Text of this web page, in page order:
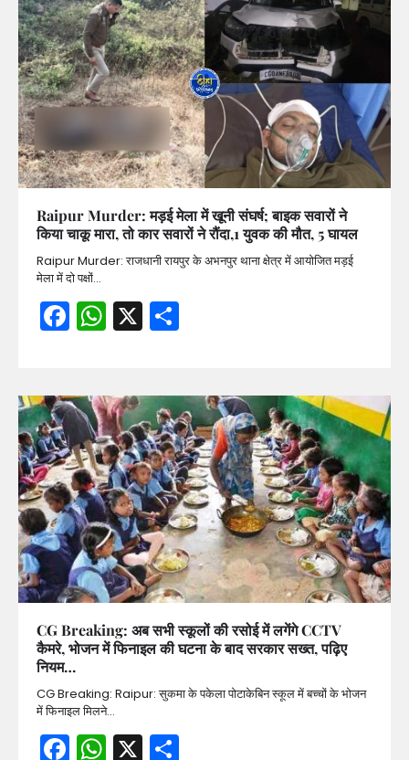
Raipur Murder: मड़ई मेला में खूनी संघर्ष; बाइक सवारों ने
किया चाकू मारा, तो कार सवारों ने रौंदा,1 युवक की मौत, 5 घायल
Raipur Murder: राजधानी रायपुर के अभनपुर थाना क्षेत्र में आयोजित मड़ई
मेला में दो पक्षों…
Facebook
WhatsApp
X
CG Breaking: अब सभी स्कूलों की रसोई में लगेंगे CCTV
कैमरे, भोजन में फिनाइल की घटना के बाद सरकार सख्त, पढ़िए
नियम…
CG Breaking: Raipur: सुकमा के पकेला पोटाकेबिन स्कूल में बच्चों के भोजन
में फिनाइल मिलने…
Facebook
WhatsApp
X